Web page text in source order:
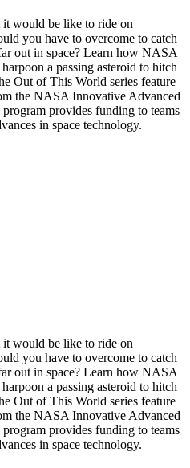
would be like to ride on
you have to overcome to catch
out in space? Learn how NASA
a passing asteroid to hitch
Out of This World series feature
the NASA Innovative Advanced
provides funding to teams
in space technology.
would be like to ride on
you have to overcome to catch
out in space? Learn how NASA
a passing asteroid to hitch
Out of This World series feature
the NASA Innovative Advanced
provides funding to teams
in space technology.